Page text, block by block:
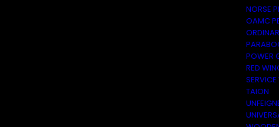
NORSE
OAMC
POWER
RED
TAION